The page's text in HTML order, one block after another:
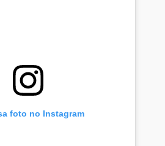
foto no Instagram